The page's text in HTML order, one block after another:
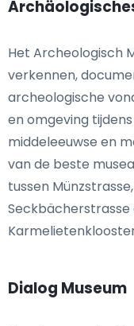
Het Archeologisch
verkennen,
archeologische
en omgeving
middeleeuwse en
van de beste
tussen
Dialog Museum